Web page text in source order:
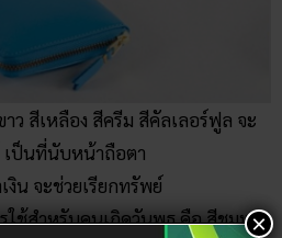
าว สีเหลือง สีครีม สีคัลเลอร์ฟูล จะ
เป็นที่นับหน้าถือตา
งิน จะช่วยเรียกทรัพย์
ใช้สำหรับคนเกิดวันพุธ คือ สีชมพู×